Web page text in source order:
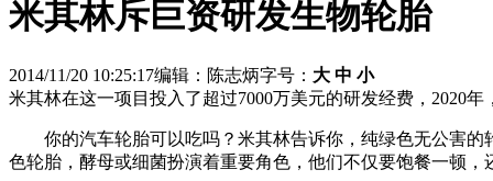
米其林斥巨资研发生物轮胎
2014/11/20 10:25:17编辑：陈志炳字号： 大 中 小
米其林在这一项目投入了超过7000万美元的研发经费，2020
你的汽车轮胎可以吃吗？米其林告诉你，纯绿色无公害
色轮胎，酵母或细菌扮演着重要角色，他们不仅要饱餐一顿